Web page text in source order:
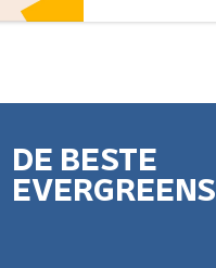
DE BESTE
EVERGREENS